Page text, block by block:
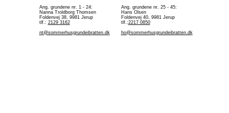
Ang. grundene nr. 1 - 24:
Nanna Troldborg Thomsen
Foldenvej 38, 9981 Jerup
tlf.: 2129 3162
nt@sommerhusgrundeibratten.dk
Ang. grundene nr. 25 - 45:
Hans Olsen
Foldenvej 40, 9981 Jerup
tlf.:2217 0850
ho@sommerhusgrundeibratten.dk